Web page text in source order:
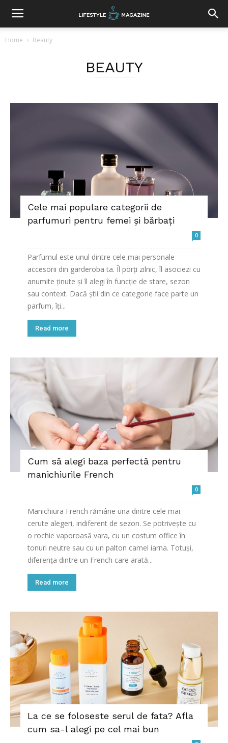
Home Beauty
BEAUTY
Cele mai populare categorii de
parfumuri pentru femei și bărbați
0
Parfumul este unul dintre cele mai personale
accesorii din garderoba ta. Îl porți zilnic, îl asociezi cu
anumite ținute și îl alegi în funcție de stare, sezon
sau context. Dacă știi din ce categorie face parte un
parfum, îți...
Read more
Cum să alegi baza perfectă pentru
manichiurile French
0
Manichiura French rămâne una dintre cele mai
cerute alegeri, indiferent de sezon. Se potrivește cu
o rochie vaporoasă vara, cu un costum office în
tonuri neutre sau cu un palton camel iarna. Totuși,
diferența dintre un French care arată...
Read more
La ce se foloseste serul de fata? Afla
cum sa-l alegi pe cel mai bun